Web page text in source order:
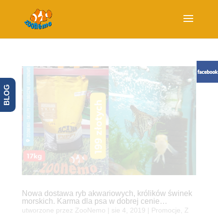
Nowa dostawa ryb akwariowych, królików świnek
morskich. Karma dla psa w dobrej cenie…
utworzone przez ZooNemo sie 4, 2019 Promocje
Z
BLOG